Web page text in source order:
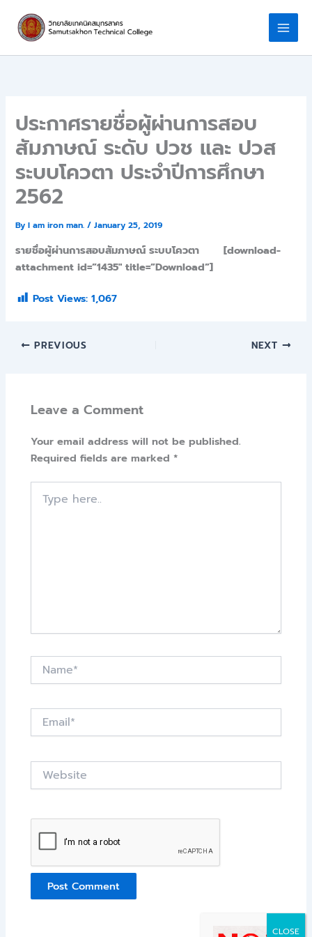
content
ประกาศรายชื่อผู้ผ่านการสอบ
สัมภาษณ์ ระดับ ปวช และ ปวส
ระบบโควตา ประจำปีการศึกษา
2562
ByI am iron man./January 25, 2019
รายชื่อผู้ผ่านการสอบสัมภาษณ์ ระบบโควตา
[download-
attachment id=”1435″ title=”Download”]
Post Views: 1,067
PREVIOUS NEXT
Leave a Comment
Your email address will not be published.
Required fields are marked*
Type
here..
Name*
Website